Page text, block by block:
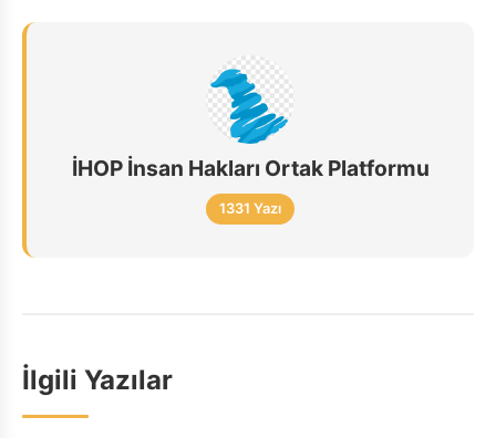
İHOP İnsan Hakları Ortak Platformu
1331 Yazı
İlgili Yazılar